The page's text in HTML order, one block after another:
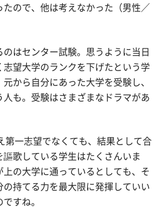
たので、他は考えなかった（男性／
はセンター試験。思うように当日
志望大学のランクを下げたという学
から自分にあった大学を受験し、
も。受験はさまざまなドラマがあ
第一志望でなくても、結果として合
歌している学生はたくさんいま
の大学に通っているとしても、そ
の持てる力を最大限に発揮していい
すね。